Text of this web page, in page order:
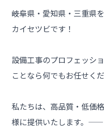
――岐阜県・愛知県・三重
カイセツビです！
設備工事のプロフェッシ
ことなら何でもお任せく
私たちは、高品質・低価
様に提供いたします。――